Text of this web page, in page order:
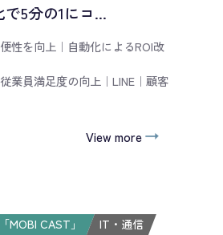
5分の1にコ...
性を向上｜ 自動化によるROI改
従業員満足度の向上 ｜ LINE｜ 顧客
View more
MOBI CAST」 IT・通信